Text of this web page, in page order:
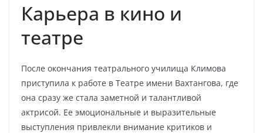
Карьера в кино и
театре
После окончания театрального училища Климова
приступила к работе в Театре имени Вахтангова, где
она сразу же стала заметной и талантливой
актрисой. Ее эмоциональные и выразительные
выступления привлекли внимание критиков и